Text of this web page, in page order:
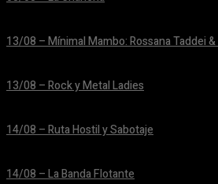
13/08 – Mínimal Mambo: Rossana Taddei
13/08 – Rock y Metal Ladies
14/08 – Ruta Hostil y Sabotaje
14/08 – La Banda Flotante